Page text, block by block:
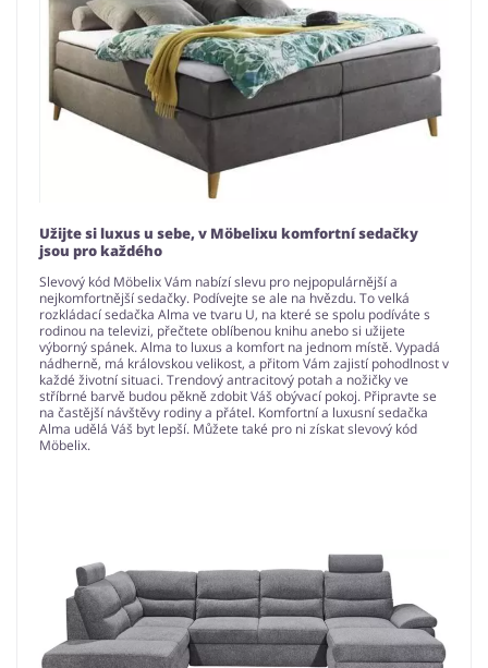
Užijte si luxus u sebe, v Möbelixu komfortní sedačky
jsou pro každého
Slevový kód Möbelix Vám nabízí slevu pro nejpopulárnější a
nejkomfortnější sedačky. Podívejte se ale na hvězdu. To velká
rozkládací sedačka Alma ve tvaru U, na které se spolu podíváte s
rodinou na televizi, přečtete oblíbenou knihu anebo si užijete
výborný spánek. Alma to luxus a komfort na jednom místě. Vypadá
nádherně, má královskou velikost, a přitom Vám zajistí pohodlnost v
každé životní situaci. Trendový antracitový potah a nožičky ve
stříbrné barvě budou pěkně zdobit Váš obývací pokoj. Připravte se
na častější návštěvy rodiny a přátel. Komfortní a luxusní sedačka
Alma udělá Váš byt lepší. Můžete také pro ni získat slevový kód
Möbelix.